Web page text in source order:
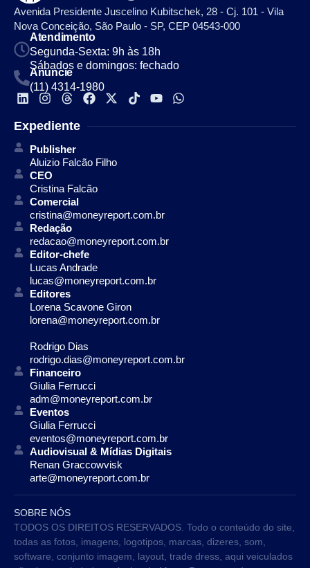
Avenida Presidente Juscelino Kubitschek, 28 - Cj. 101 - Vila
Nova Conceição, São Paulo - SP, CEP 04543-000
Atendimento
Segunda-Sexta: 9h às 18h
Sábados e domingos: fechado
Anuncie
(11) 4314-1980
Expediente
Publisher
Aluizio Falcão Filho
CEO
Cristina Falcão
Comercial
cristina@moneyreport.com.br
Redação
redacao@moneyreport.com.br
Editor-chefe
Lucas Andrade
lucas@moneyreport.com.br
Editores
Lorena Scavone Giron
lorena@moneyreport.com.br
Rodrigo Dias
rodrigo.dias@moneyreport.com.br
Financeiro
Giulia Ferrucci
adm@moneyreport.com.br
Eventos
Giulia Ferrucci
eventos@moneyreport.com.br
Audiovisual & Mídias Digitais
Renan Graccowvisk
arte@moneyreport.com.br
SOBRE NÓS
TODOS OS DIREITOS RESERVADOS. Todo o conteúdo do site,
todas as fotos, imagens, logotipos, marcas, dizeres, som,
software, conjunto imagem, layout, trade dress, aqui veiculados